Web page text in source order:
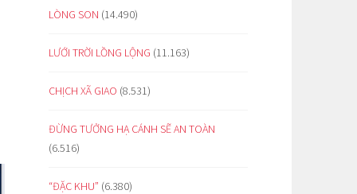
LÒNG SON (14.490)
LƯỚI TRỜI LỒNG LỘNG (11.163)
CHỊCH XÃ GIAO (8.531)
ĐỪNG TƯỞNG HẠ CÁNH SẼ AN TOÀN
(6.516)
“ĐẶC KHU” (6.380)